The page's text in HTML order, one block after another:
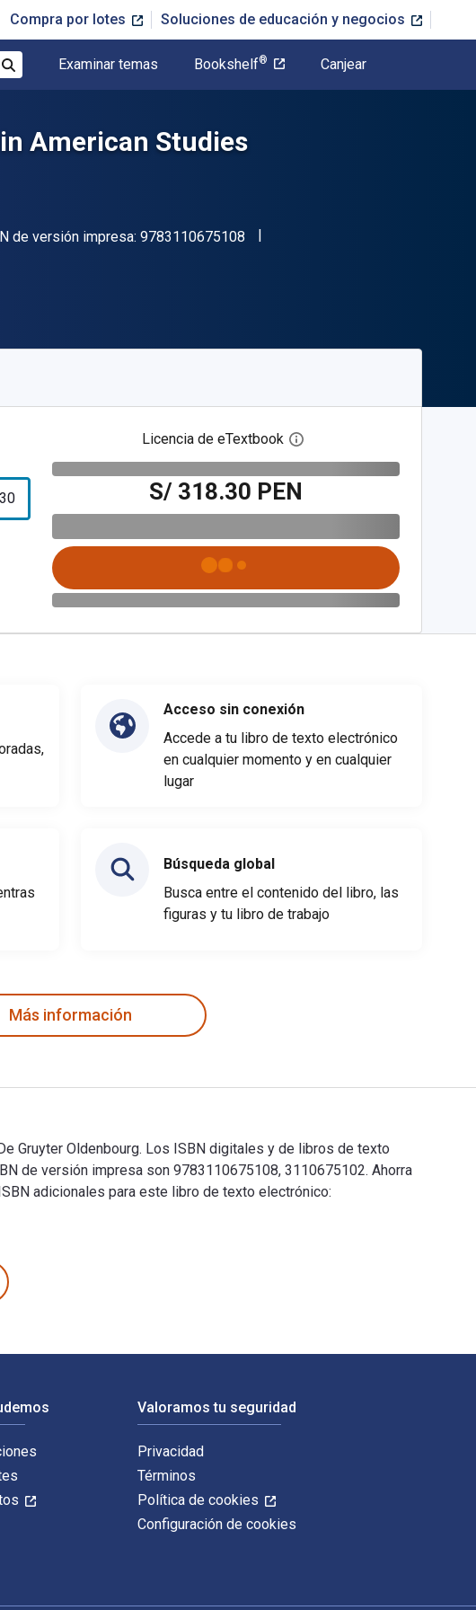
Compra por lotes Soluciones de educación y negocios
Examinar temas Bookshelf® Canjear
American Studies
de versión impresa: 9783110675108 "ISBN-13 9783110675108"
Licencia de eTextbook Abre el cuadro de diálogo
S/ 318.30 PEN
Acceso sin conexión
Accede a tu libro de texto electrónico
en cualquier momento y en cualquier
lugar
Búsqueda global
Busca entre el contenido del libro, las
figuras y tu libro de trabajo
Más información
Gruyter Oldenbourg. Los ISBN digitales y de libros de texto
de versión impresa son 9783110675108, 3110675102. Ahorra
adicionales para este libro de texto electrónico:
Valoramos tu seguridad
Privacidad
Términos
Política de cookies
Configuración de cookies